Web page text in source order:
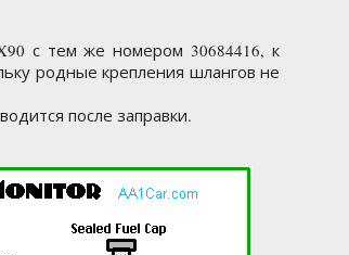
с тем же номером 30684416, к
родные крепления шлангов не
после заправки.